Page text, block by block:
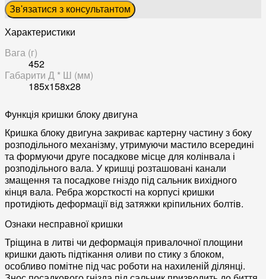
Зв'язатися з консультантом
Характеристики
Вага (г)
452
Габарити Д * Ш (мм)
185x158x28
Функція кришки блоку двигуна
Кришка блоку двигуна закриває картерну частину з боку
розподільного механізму, утримуючи мастило всередині
та формуючи друге посадкове місце для колінвала і
розподільного вала. У кришці розташовані канали
змащення та посадкове гніздо під сальник вихідного
кінця вала. Ребра жорсткості на корпусі кришки
протидіють деформації від затяжки кріпильних болтів.
Ознаки несправної кришки
Тріщина в литві чи деформація привалочної площини
кришки дають підтікання оливи по стику з блоком,
особливо помітне під час роботи на нахиленій ділянці.